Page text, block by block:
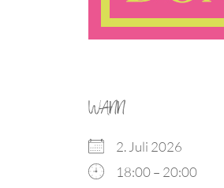
WANN
2. Juli 2026
18:00 – 20:00